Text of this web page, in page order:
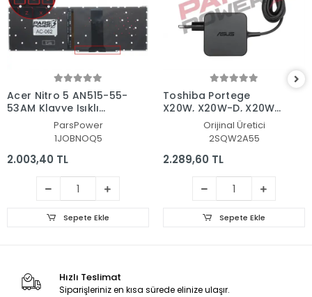
Acer Nitro 5 AN515-55-
53AM Klavye Işıklı
(Siyah TR)ParsPower
1JOBNOQ5
2.003,40 TL
Sepete Ekle
Toshiba Portege
X20W, X20W-D, X20W-
E Adaptör Şarj Aleti-
Orijinal Üretici
2SQW2A55
2.289,60 TL
Sepete Ekle
Hızlı Teslimat
Siparişleriniz en kısa sürede elinize ulaşır.